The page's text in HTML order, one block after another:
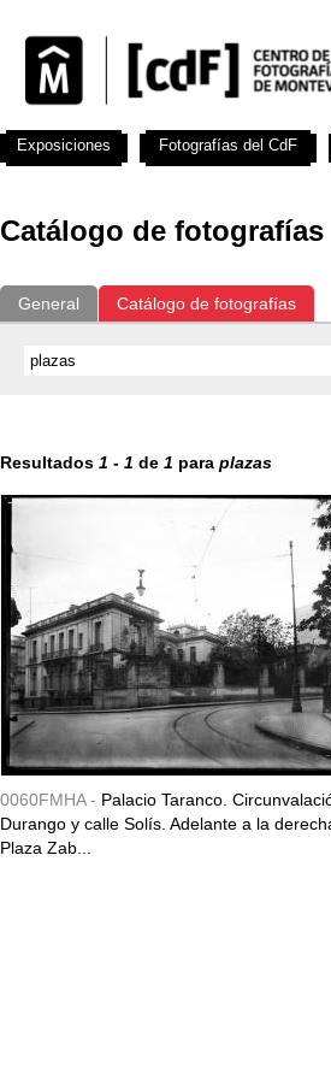
Catálogo de fotografías
General Catálogo de fotografías
Resultados 1 - 1 de 1 para plazas
0060FMHA - Palacio Taranco.
Durango y calle Solís. Adelante a la
Plaza Zab...
Exposiciones Fotografías del CdF